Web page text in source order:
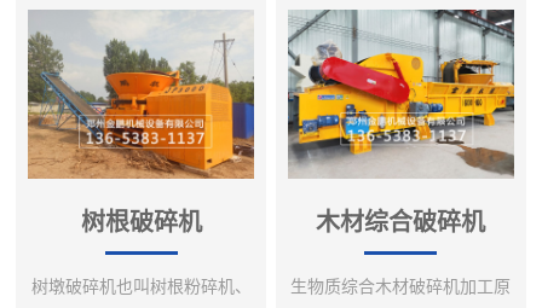
树根破碎机
树墩破碎机也叫树根粉碎机、
木材综合破碎机
生物质综合木材破碎机加工原